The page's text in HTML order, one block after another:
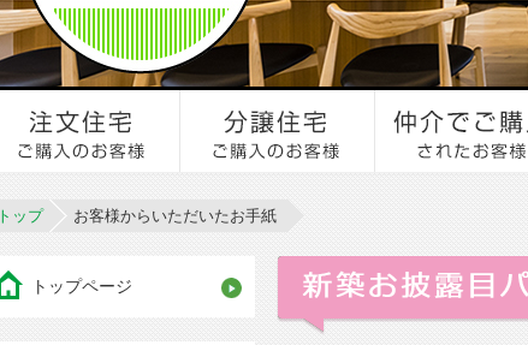
トップ お客様からいただいたお手紙
トップページ